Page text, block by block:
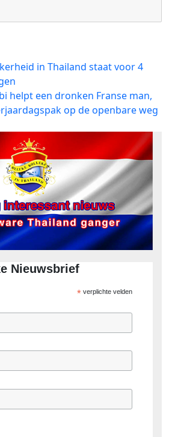
in Thailand staat voor 4
helpt een dronken Franse man,
op de openbare weg
Nieuwsbrief
*verplichte velden